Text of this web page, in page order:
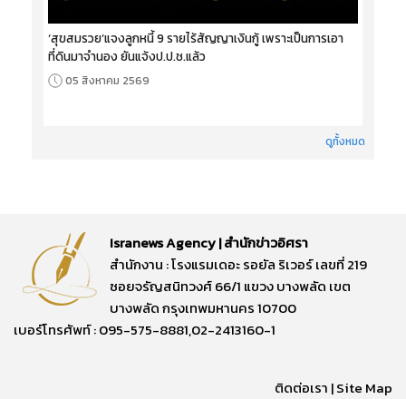
‘สุขสมรวย’แจงลูกหนี้ 9 รายไร้สัญญาเงินกู้ เพราะเป็นการเอา
ที่ดินมาจำนอง ยันแจ้งป.ป.ช.แล้ว
05 สิงหาคม 2569
ดูทั้งหมด
Isranews Agency | สำนักข่าวอิศรา
สำนักงาน : โรงแรมเดอะ รอยัล ริเวอร์ เลขที่ 219
ซอยจรัญสนิทวงศ์ 66/1 แขวง บางพลัด เขต
บางพลัด กรุงเทพมหานคร 10700
เบอร์โทรศัพท์ : 095-575-8881,02-2413160-1
ติดต่อเรา |Site Map